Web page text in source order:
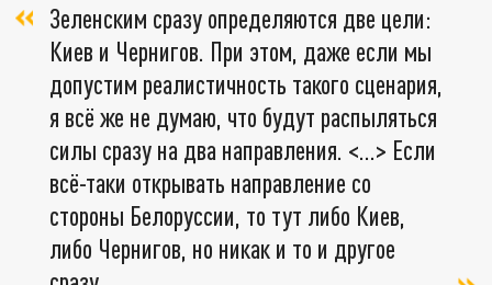
Зеленским сразу определяются две цели:
Киев и Чернигов. При этом, даже если мы
допустим реалистичность такого сценария,
я всё же не думаю, что будут распыляться
силы сразу на два направления. <…> Если
всё-таки открывать направление со
стороны Белоруссии, то тут либо Киев,
либо Чернигов, но никак и то и другое